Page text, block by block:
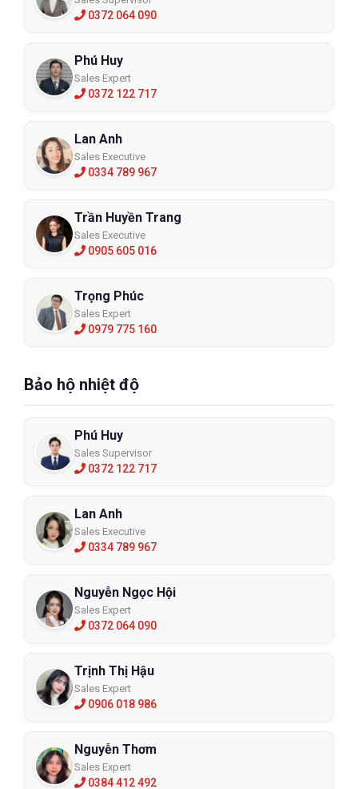
0372 064 090
Phú Huy
Sales Expert
0372 122 717
Lan Anh
Sales Executive
0334 789 967
Trần Huyền Trang
Sales Executive
0905 605 016
Trọng Phúc
Sales Expert
0979 775 160
Bảo hộ nhiệt độ
Phú Huy
Sales Supervisor
0372 122 717
Lan Anh
Sales Executive
0334 789 967
Nguyễn Ngọc Hội
Sales Expert
0372 064 090
Trịnh Thị Hậu
Sales Expert
0906 018 986
Nguyễn Thơm
Sales Expert
0384 412 492